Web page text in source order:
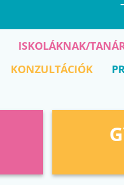
ISKOLÁKNAK/
KONZULTÁCIÓK